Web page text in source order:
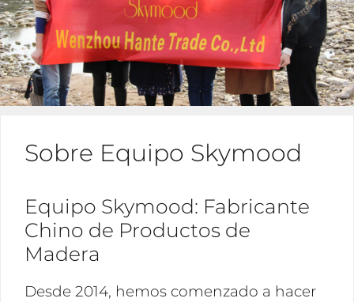
Sobre Equipo Skymood
Equipo Skymood: Fabricante
Chino de Productos de
Madera
Desde 2014, hemos comenzado a hacer